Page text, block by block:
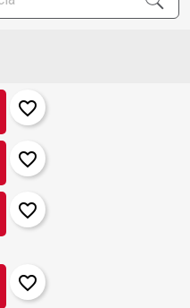
favorite_border
favorite_border
favorite_border
favorite_border